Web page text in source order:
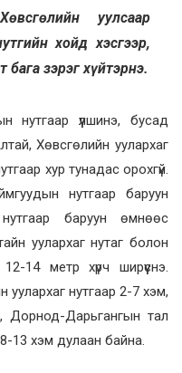
уулсаар
хойд хэсгээр,
бага зэрэг хүйтэрнэ.
нутгаар үүлшинэ, бусад
Хөвсгөлийн уулархаг
хур тунадас орохгүй.
нутгаар баруун
баруун өмнөөс
уулархаг нутаг болон
14 метр хүрч ширүүснэ.
нутгаар 2-7 хэм,
Дорнод-Дарьгангын тал
13 хэм дулаан байна.